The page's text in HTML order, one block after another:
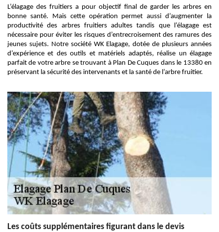
L’élagage des fruitiers a pour objectif final de garder les arbres en
bonne santé. Mais cette opération permet aussi d’augmenter la
productivité des arbres fruitiers adultes tandis que l’élagage est
nécessaire pour éviter les risques d’entrecroisement des ramures des
jeunes sujets. Notre société WK Elagage, dotée de plusieurs années
d’expérience et des outils et matériels adaptés, réalise un élagage
parfait de votre arbre se trouvant à Plan De Cuques dans le 13380 en
préservant la sécurité des intervenants et la santé de l’arbre fruitier.
Les coûts supplémentaires figurant dans le devis